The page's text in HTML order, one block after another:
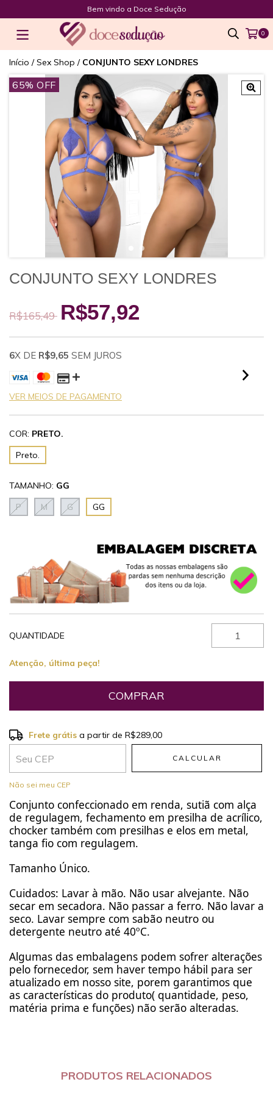
Bem vindo a Doce Sedução
0
Início / Sex Shop / CONJUNTO SEXY LONDRES
65% OFF
CONJUNTO SEXY LONDRES
R$165,49 R$57,92
6X DE R$9,65 SEM JUROS
VER MEIOS DE PAGAMENTO
COR: PRETO.
Preto.
TAMANHO: GG
P
M G GG
QUANTIDADE
Atenção, última peça!
Frete grátis R$289,00
Entregas para o CEP:
Frete grátis a partir deR$289,00
CALCULAR
Não sei meu CEP
Conjunto confeccionado em renda, sutiã com alça
de regulagem, fechamento em presilha de acrílico,
chocker também com presilhas e elos em metal,
tanga fio com regulagem.
Tamanho Único.
Cuidados: Lavar à mão. Não usar alvejante. Não
secar em secadora. Não passar a ferro. Não lavar a
seco. Lavar sempre com sabão neutro ou
detergente neutro até 40ºC.
Algumas das embalagens podem sofrer alterações
pelo fornecedor, sem haver tempo hábil para ser
atualizado em nosso site, porem garantimos que
as características do produto( quantidade, peso,
matéria prima e funções) não serão alteradas.
PRODUTOS RELACIONADOS